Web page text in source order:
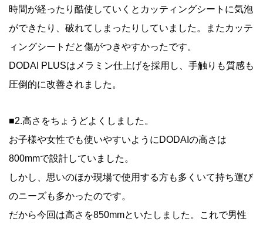
時間が経ったり酷使していくとカッティングシートに気泡
ができたり、破れてしまったりしていました。またカッテ
ィングシートだと傷がつきやすかったです。
DODAI PLUSはメラミン仕上げを採用し、手触りも質感も
圧倒的に改善されました。
■2.高さをちょうどよくしました。
お子様や女性でも使いやすいようにDODAIの高さは
800mmで設計していました。
しかし、思いのほか現場で使用する方も多くいて持ち運び
のニーズも多かったのです。
だから今回は高さを850mmといたしました。これで男性